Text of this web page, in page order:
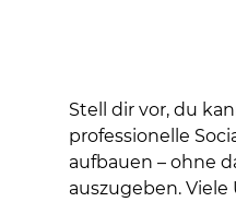
Stell dir vor, du
professionelle
aufbauen – ohne
auszugeben.